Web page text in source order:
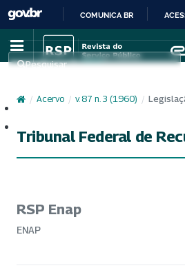
IR
PARA
COMUNICA BR
Pesquisar
/ Acervo / v. 87 n. 3 (1960) /
Tribunal Federal de
RSP Enap
ENAP